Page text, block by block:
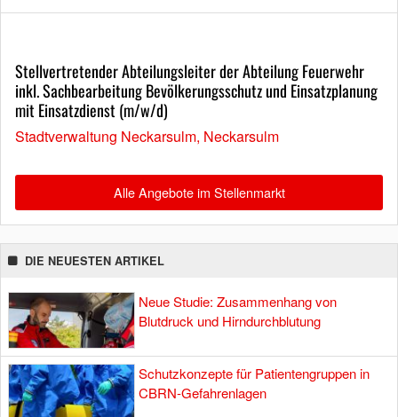
Stellvertretender Abteilungsleiter der Abteilung Feuerwehr
inkl. Sachbearbeitung Bevölkerungsschutz und Einsatzplanung
mit Einsatzdienst (m/w/d)
Stadtverwaltung Neckarsulm, Neckarsulm
Alle Angebote im Stellenmarkt
DIE NEUESTEN ARTIKEL
Neue Studie: Zusammenhang von
Blutdruck und Hirndurchblutung
Schutzkonzepte für Patientengruppen in
CBRN-Gefahrenlagen